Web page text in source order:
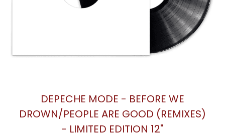
DEPECHE MODE - BEFORE WE
DROWN/PEOPLE ARE GOOD (REMIXES)
- LIMITED EDITION 12"